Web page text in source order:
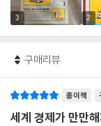
3 2
구매리뷰
종이책
세계 경제가 만만